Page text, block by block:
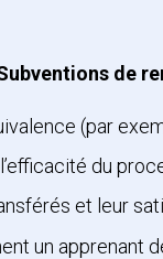
de
(par
du
et leur
un